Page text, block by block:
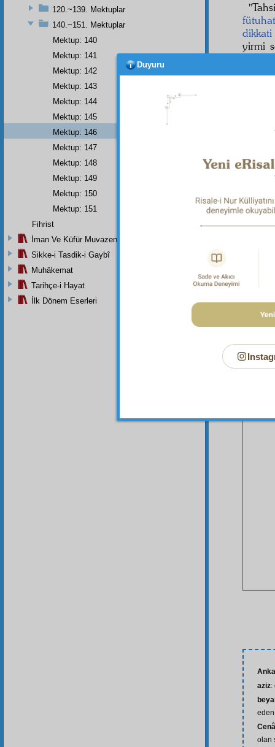
fütuhat
dikkati
yirmi
veçh-
Her
aziz:
eden
olan
120.~139. Mektuplar
140.~151. Mektuplar
Mektup: 140
Mektup: 141
Mektup: 142
Mektup: 143
Mektup: 144
Mektup: 145
Mektup: 146
Mektup: 147
Mektup: 148
Mektup: 149
Mektup: 150
Mektup: 151
Fihrist
İman Ve Küfür Muvazeneleri
Sikke-i Tasdik-i Gaybî
Muhâkemat
Tarihçe-i Hayat
İlk Dönem Eserleri
Duyuru